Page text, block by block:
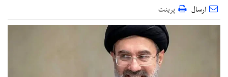
ارسال پرینت